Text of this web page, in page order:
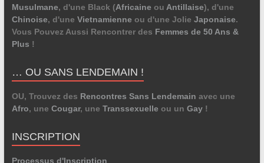
Musulmane, d'une Black (Africaine ou Antillaise), d'une
Chinoise, d'une Vietnamienne ou d'une Jolie Japonaise.
Vous Pouvez Aussi Rencontrer des Femmes de 50 Ans &
Plus !
… OU SANS LENDEMAIN !
OU, Trouvez des Rencontres Sans Lendemain avec une
Afro, une Cougar, une Transsexuelle ou un Gay!
INSCRIPTION
Processus d'Inscription